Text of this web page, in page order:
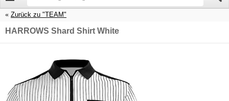
Zurück zu "TEAM"
HARROWS Shard Shirt White